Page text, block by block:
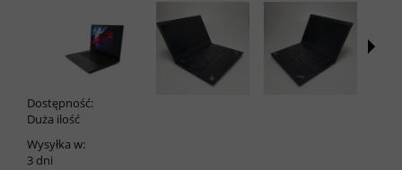
Dostępność:
Duża ilość
Wysyłka w:
3 dni